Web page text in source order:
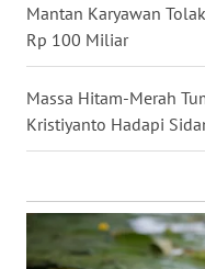
Mantan Karyawan
Rp 100 Miliar
Massa Hitam-Merah
Kristiyanto Hadapi
WN
SULTRA
WN
NTB
WN
SULTENG